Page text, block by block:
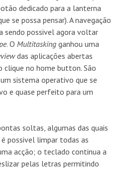
dedicado para a lanterna
se possa pensar). A navegação
sendo possivel agora voltar
. O Multitasking ganhou uma
das aplicações abertas
clique no home button. São
sistema operativo que se
e quase perfeito para um
soltas, algumas das quais
possivel limpar todas as
acção; o teclado continua a
pelas letras permitindo